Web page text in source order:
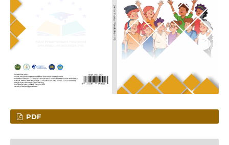
PDF